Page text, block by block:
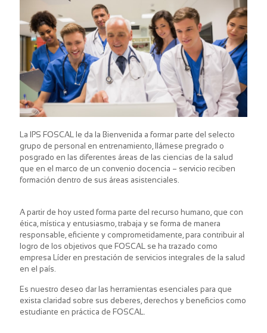
La IPS FOSCAL le da la Bienvenida a formar parte del selecto
grupo de personal en entrenamiento, llámese pregrado o
posgrado en las diferentes áreas de las ciencias de la salud
que en el marco de un convenio docencia – servicio reciben
formación dentro de sus áreas asistenciales.
A partir de hoy usted forma parte del recurso humano, que con
ética, mística y entusiasmo, trabaja y se forma de manera
responsable, eficiente y comprometidamente, para contribuir al
logro de los objetivos que FOSCAL se ha trazado como
empresa Líder en prestación de servicios integrales de la salud
en el país.
Es nuestro deseo dar las herramientas esenciales para que
exista claridad sobre sus deberes, derechos y beneficios como
estudiante en práctica de FOSCAL.